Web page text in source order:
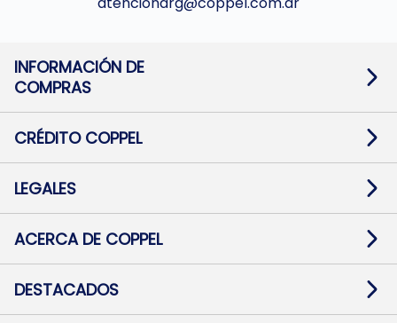
INFORMACIÓN DE
COMPRAS
Términos y condiciones
Botón de arrepentimiento
Mapa de sitio
CRÉDITO COPPEL
Solicitar Crédito
Medios de Pago
Pago Fácil Online
LEGALES
Baja contratos
Defensa al consumidor CABA
ACERCA DE COPPEL
Trabajá con Nosotros
Preguntas Frecuentes
DESTACADOS